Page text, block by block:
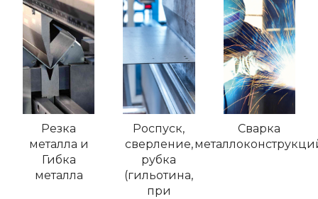
Резка
металла и
Гибка
металла
Роспуск,
сверление,
рубка
(гильотина,
при
Сварка